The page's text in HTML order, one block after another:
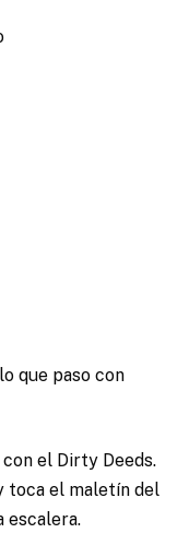
que paso con
el Dirty Deeds.
toca el maletín del
escalera.